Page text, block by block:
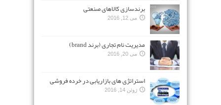
برندسازی کالاهای صنعتی
می 12, 2016
مدیریت نام تجاری (برند brand)
می 20, 2016
استراتژی های بازاریابی در خرده فروشی
ژوئن 14, 2016